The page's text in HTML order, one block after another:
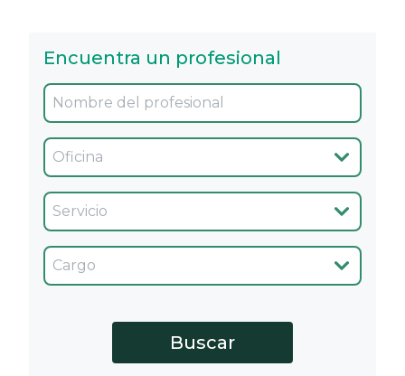
Encuentra un profesional
Oficina
Servicio
Cargo